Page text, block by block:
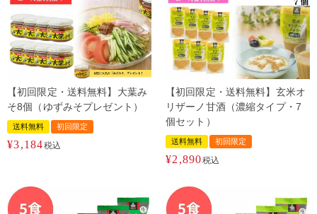
【初回限定・送料無料】大葉み
そ8個（ゆずみそプレゼント）
送料無料 初回限定
¥3,184税込
【初回限定・送料無料】玄米オ
リザーノ甘酒（濃縮タイプ・7
個セット）
送料無料 初回限定
¥2,890税込